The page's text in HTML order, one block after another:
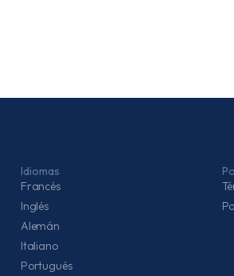
Idiomas
Francés
Inglés
Alemán
Italiano
Portugués